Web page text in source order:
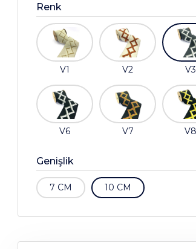
Renk
V1 V2 V3
V6 V7 V8
Genişlik
7 CM 10 CM